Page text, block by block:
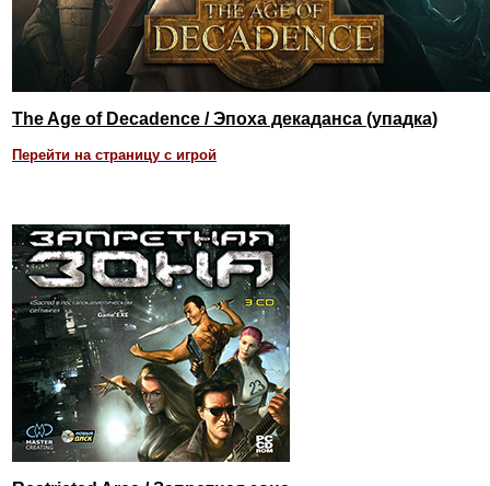
The Age of Decadence / Эпоха декаданса (упадка)
Перейти на страницу с игрой